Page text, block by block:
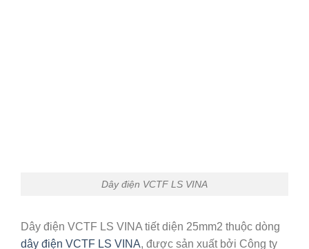
Dây điện VCTF LS VINA
Dây điện VCTF LS VINA tiết diện 25mm2 thuộc dòng
dây điện VCTF LS VINA, được sản xuất bởi Công ty